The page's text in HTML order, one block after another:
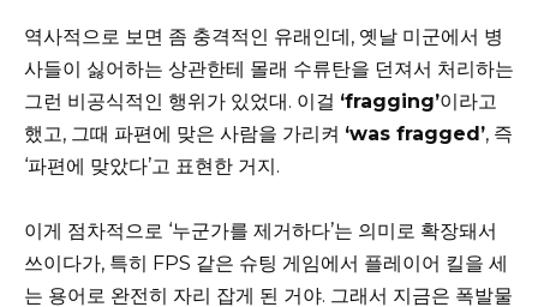
역사적으로 보면 좀 충격적인 유래인데, 옛날 미군에서 병
사들이 싫어하는 상관한테 몰래 수류탄을 던져서 처리하는
그런 비공식적인 행위가 있었대. 이걸 ‘fragging’이라고
했고, 그때 파편에 맞은 사람을 가리켜 ‘was fragged’, 즉
‘파편에 맞았다’고 표현한 거지.
이게 점차적으로 ‘누군가를 제거하다’는 의미로 확장돼서
쓰이다가, 특히 FPS 같은 슈팅 게임에서 플레이어 킬을 세
는 용어로 완전히 자리 잡게 된 거야. 그래서 지금은 폭발물